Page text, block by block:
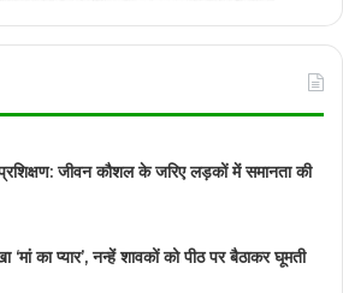
प्रशिक्षण: जीवन कौशल के जरिए लड़कों में समानता की
‘मां का प्यार’, नन्हें शावकों को पीठ पर बैठाकर घूमती